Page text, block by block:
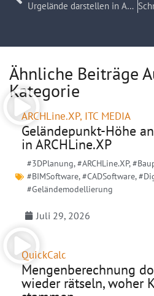
Urgelände darstellen in ARCHLine.XP – BIM‑Tutorial für Plan & Schnitt
Ähnliche Beiträge
Kategorie
ARCHLine.XP, ITC MEDIA
Geländepunkt-Höhe
in ARCHLine.XP
#3DPlanung,#ARCHLine.XP,
#BIMSoftware,#CADSoftware,
#Geländemodellierung
Juli 29, 2026
QuickCalc
Mengenberechnung
wieder rätseln, woher